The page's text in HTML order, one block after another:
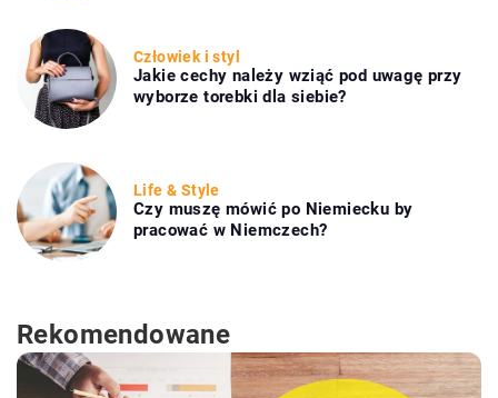
Człowiek i styl
Jakie cechy należy wziąć pod uwagę przy
wyborze torebki dla siebie?
Life & Style
Czy muszę mówić po Niemiecku by
pracować w Niemczech?
Rekomendowane